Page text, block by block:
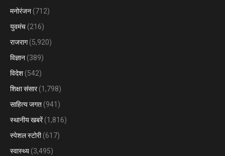
मनोरंजन (712)
युवमंच (216)
राजराग(5,920)
विज्ञान (389)
विदेश (542)
शिक्षा संसार(1,798)
साहित्य जगत (941)
स्थानीय खबरें(1,816)
स्पेशल स्टोरी(617)
स्वास्थ्य (3,495)